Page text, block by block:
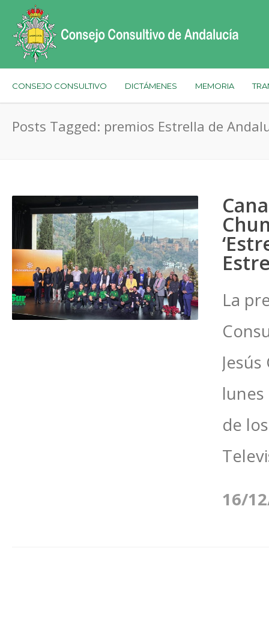
CONSEJO CONSULTIVO DICTÁMENES MEMORIA
Posts Tagged: premios Estrella de
La
de
16/